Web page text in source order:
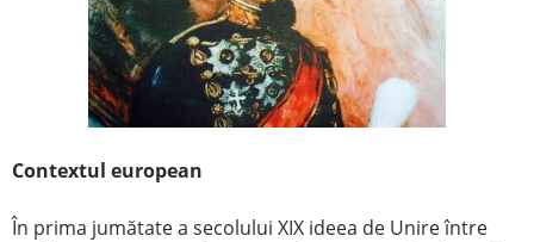
Contextul european
În prima jumătate a secolului XIX ideea de Unire între